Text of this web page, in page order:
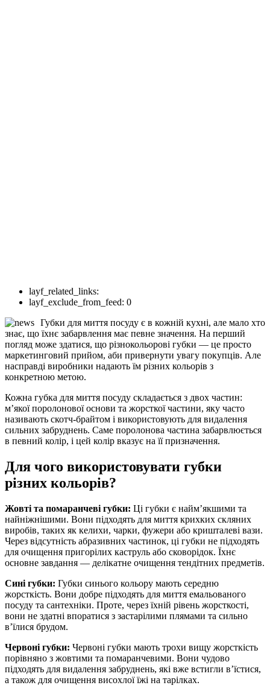
layf_related_links:
layf_exclude_from_feed: 0
Губки для миття посуду є в кожній кухні, але мало хто
знає, що їхнє забарвлення має певне значення. На перший
погляд може здатися, що різнокольорові губки — це просто
маркетинговий прийом, аби привернути увагу покупців. Але
насправді виробники надають їм різних кольорів з
конкретною метою.
Кожна губка для миття посуду складається з двох частин:
м’якої поролонової основи та жорсткої частини, яку часто
називають скотч-брайтом і використовують для видалення
сильних забруднень. Саме поролонова частина забарвлюється
в певний колір, і цей колір вказує на її призначення.
Для чого використовувати губки
різних кольорів?
Жовті та помаранчеві губки: Ці губки є найм’якшими та
найніжнішими. Вони підходять для миття крихких скляних
виробів, таких як келихи, чарки, фужери або кришталеві вази.
Через відсутність абразивних частинок, ці губки не підходять
для очищення пригорілих каструль або сковорідок. Їхнє
основне завдання — делікатне очищення тендітних предметів.
Сині губки: Губки синього кольору мають середню
жорсткість. Вони добре підходять для миття емальованого
посуду та сантехніки. Проте, через їхній рівень жорсткості,
вони не здатні впоратися з застарілими плямами та сильно
в’їлися брудом.
Червоні губки: Червоні губки мають трохи вищу жорсткість
порівняно з жовтими та помаранчевими. Вони чудово
підходять для видалення забруднень, які вже встигли в’їстися,
а також для очищення висохлої їжі на тарілках.